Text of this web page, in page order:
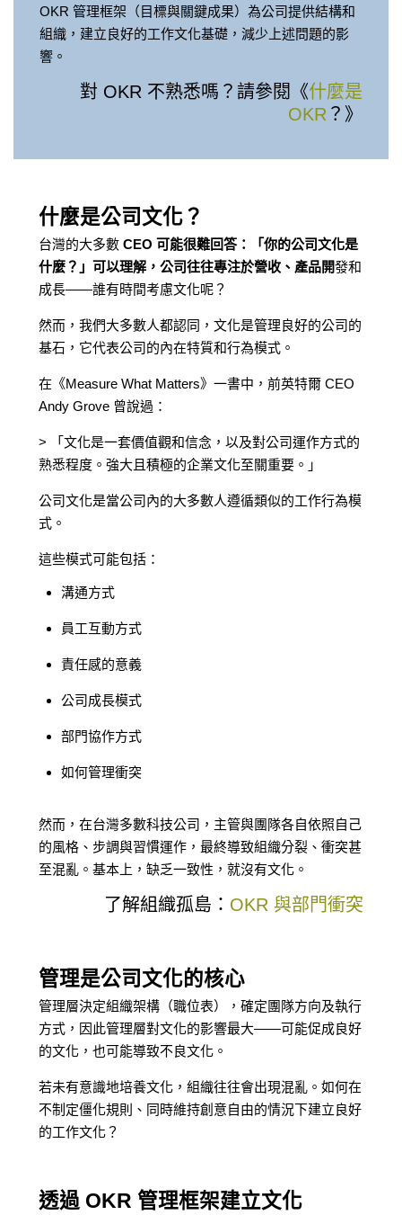
OKR 管理框架（目標與關鍵成果）為公司提供結構和
組織，建立良好的工作文化基礎，減少上述問題的影
響。
對 OKR 不熟悉嗎？請參閱《什麼是
OKR ？》
什麼是公司文化？
台灣的大多數 CEO 可能很難回答：「你的公司文化是
什麼？」可以理解，公司往往專注於營收、產品開發和
成長——誰有時間考慮文化呢？
然而，我們大多數人都認同，文化是管理良好的公司的
基石，它代表公司的內在特質和行為模式。
在《Measure What Matters》一書中，前英特爾 CEO
Andy Grove 曾說過：
> 「文化是一套價值觀和信念，以及對公司運作方式的
熟悉程度。強大且積極的企業文化至關重要。」
公司文化是當公司內的大多數人遵循類似的工作行為模
式。
這些模式可能包括：
溝通方式
員工互動方式
責任感的意義
公司成長模式
部門協作方式
如何管理衝突
然而，在台灣多數科技公司，主管與團隊各自依照自己
的風格、步調與習慣運作，最終導致組織分裂、衝突甚
至混亂。基本上，缺乏一致性，就沒有文化。
了解組織孤島： OKR 與部門衝突
管理是公司文化的核心
管理層決定組織架構（職位表），確定團隊方向及執行
方式，因此管理層對文化的影響最大——可能促成良好
的文化，也可能導致不良文化。
若未有意識地培養文化，組織往往會出現混亂。如何在
不制定僵化規則、同時維持創意自由的情況下建立良好
的工作文化？
透過 OKR 管理框架建立文化